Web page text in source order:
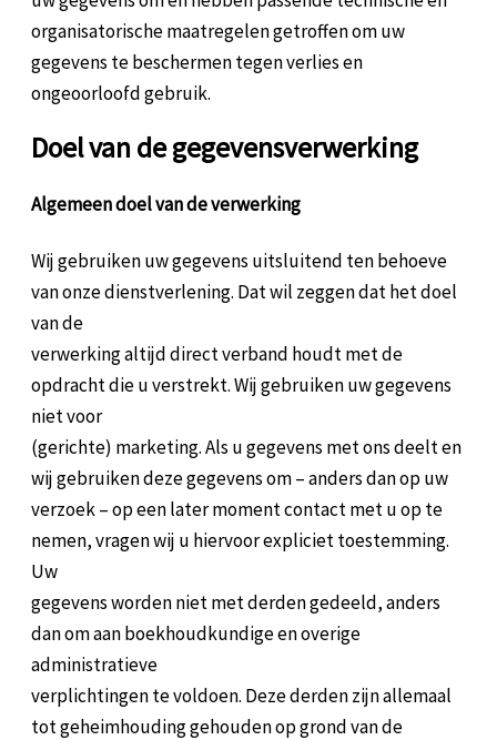
organisatorische maatregelen getroffen om uw
gegevens te beschermen tegen verlies en
ongeoorloofd gebruik.
Doel van de gegevensverwerking
Algemeen doel van de verwerking
Wij gebruiken uw gegevens uitsluitend ten behoeve
van onze dienstverlening. Dat wil zeggen dat het doel
van de
verwerking altijd direct verband houdt met de
opdracht die u verstrekt. Wij gebruiken uw gegevens
niet voor
(gerichte) marketing. Als u gegevens met ons deelt en
wij gebruiken deze gegevens om – anders dan op uw
verzoek – op een later moment contact met u op te
nemen, vragen wij u hiervoor expliciet toestemming.
Uw
gegevens worden niet met derden gedeeld, anders
dan om aan boekhoudkundige en overige
administratieve
verplichtingen te voldoen. Deze derden zijn allemaal
tot geheimhouding gehouden op grond van de